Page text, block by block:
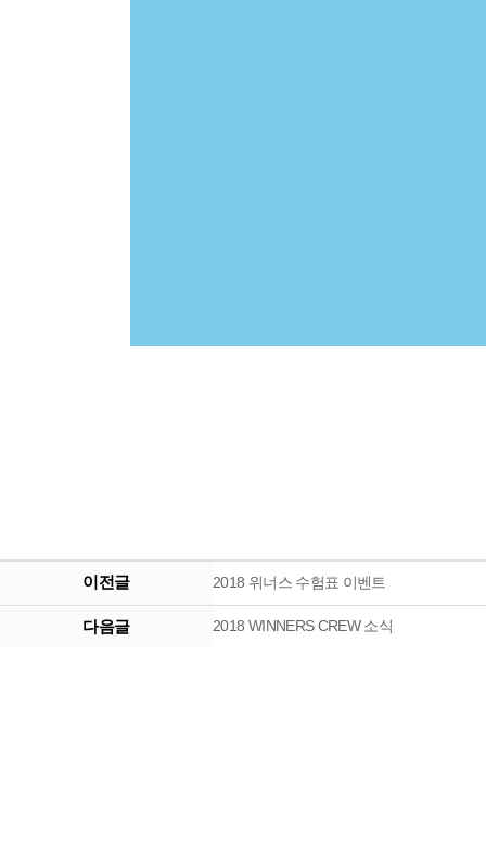
이전글 2018 위너스 수험표 이벤트
다음글 2018 WINNERS CREW 소식